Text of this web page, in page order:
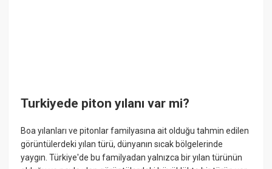
Turkiyede piton yılanı var mi?
Boa yılanları ve pitonlar familyasına ait olduğu tahmin edilen
görüntülerdeki yılan türü, dünyanın sıcak bölgelerinde
yaygın. Türkiye'de bu familyadan yalnızca bir yılan türünün